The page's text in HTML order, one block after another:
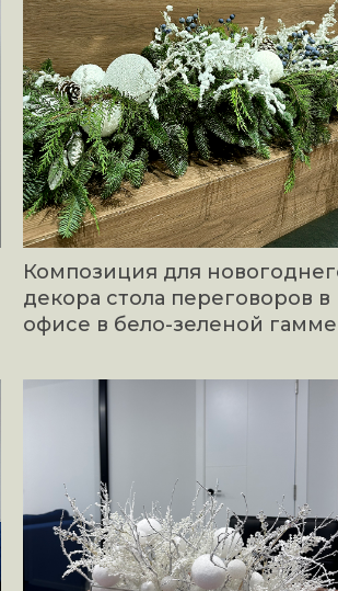
Композиция для
декора стола переговоров в
офисе в бело-зеленой гамме